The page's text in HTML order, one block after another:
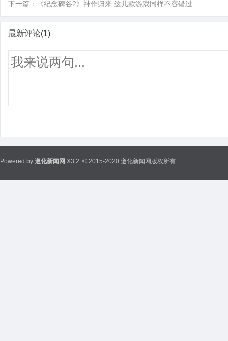
下一篇： 《纪念碑谷2》神作归来 这几款游戏同样不容错过
最新评论(1)
Powered by 遵化新闻网 X3.2 © 2015-2020 遵化新闻网版权所有